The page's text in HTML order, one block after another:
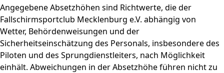
Angegebene Absetzhöhen sind Richtwerte, die der
Fallschirmsportclub Mecklenburg e.V. abhängig von
Wetter, Behördenweisungen und der
Sicherheitseinschätzung des Personals, insbesondere des
Piloten und des Sprungdienstleiters, nach Möglichkeit
einhält. Abweichungen in der Absetzhöhe führen nicht zu